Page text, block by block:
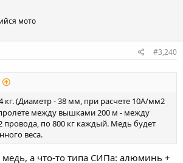
мото
#3,240
кг. (Диаметр - 38 мм, при расчете 10А/мм2
между вышками 200 м - между
провода, по 800 кг каждый. Медь будет
веса.
медь, а что-то типа СИПа: алюминь +